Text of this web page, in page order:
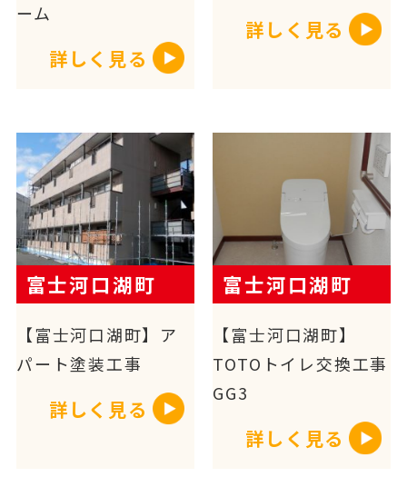
ーム
詳しく見る
詳しく見る
富士河口湖町
【富士河口湖町】ア
パート塗装工事
詳しく見る
富士河口湖町
【富士河口湖町】
TOTOトイレ交換工事
GG3
詳しく見る